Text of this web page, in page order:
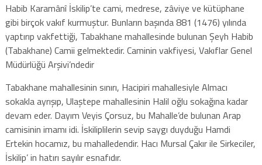
Habib Karamânî İskilip’te cami, medrese, zâviye ve kütüphane
gibi birçok vakıf kurmuştur. Bunların başında 881 (1476) yılında
yaptırıp vakfettiği, Tabakhane mahallesinde bulunan Şeyh Habib
(Tabakhane) Camii gelmektedir. Caminin vakfiyesi, Vakıflar Genel
Müdürlüğü Arşivi’ndedir
Tabakhane mahallesinin sınırı, Hacipiri mahallesiyle Almacı
sokakla ayrışıp, Ulaştepe mahallesinin Halil oğlu sokağına kadar
devam eder. Dayım Veyis Çorsuz, bu Mahalle’de bulunan Arap
camisinin imamı idi. İskiliplilerin sevip saygı duyduğu Hamdi
Ertekin hocamız, bu mahalledendir. Hacı Mursal Çakır ile Sirkeciler,
İskilip’ in hatırı sayılır esnafıdır.